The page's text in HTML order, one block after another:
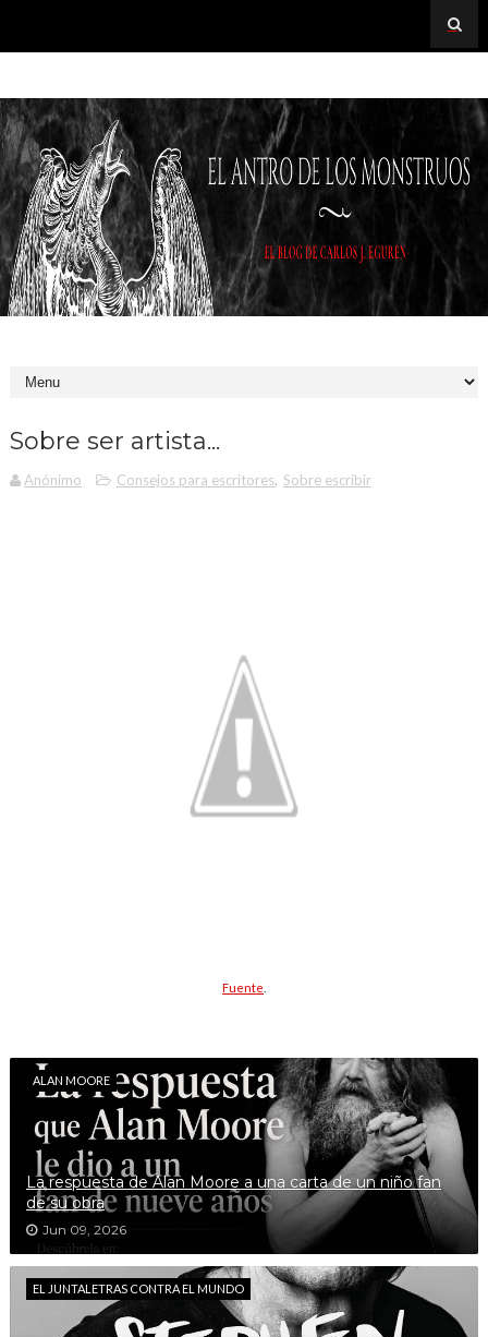
Sobre ser artista...
Anónimo Consejos para escritores, Sobre escribir
Fuente
ALAN MOORE
La respuesta de Alan Moore a una carta de un niño fan
de su obra
Jun 09, 2026
EL JUNTALETRAS CONTRA EL MUNDO